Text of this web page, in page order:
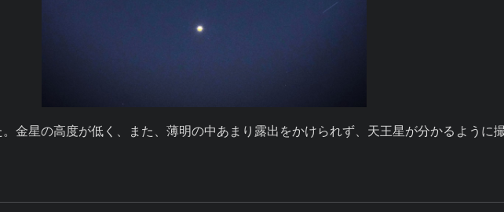
金星の高度が低く、また、薄明の中あまり露出をかけられず、天王星が分かるように